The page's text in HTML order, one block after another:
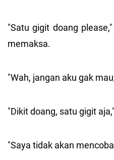
"Satu gigit doang
memaksa.
"Wah, jangan aku gak
"Dikit doang, satu gigit
"Saya tidak akan